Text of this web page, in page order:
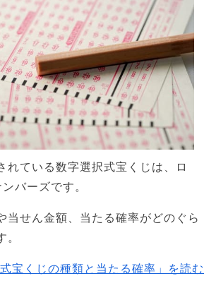
れている数字選択式宝くじは、ロ
バーズです。
当せん金額、当たる確率がどのぐら
。
式宝くじの種類と当たる確率」を読む